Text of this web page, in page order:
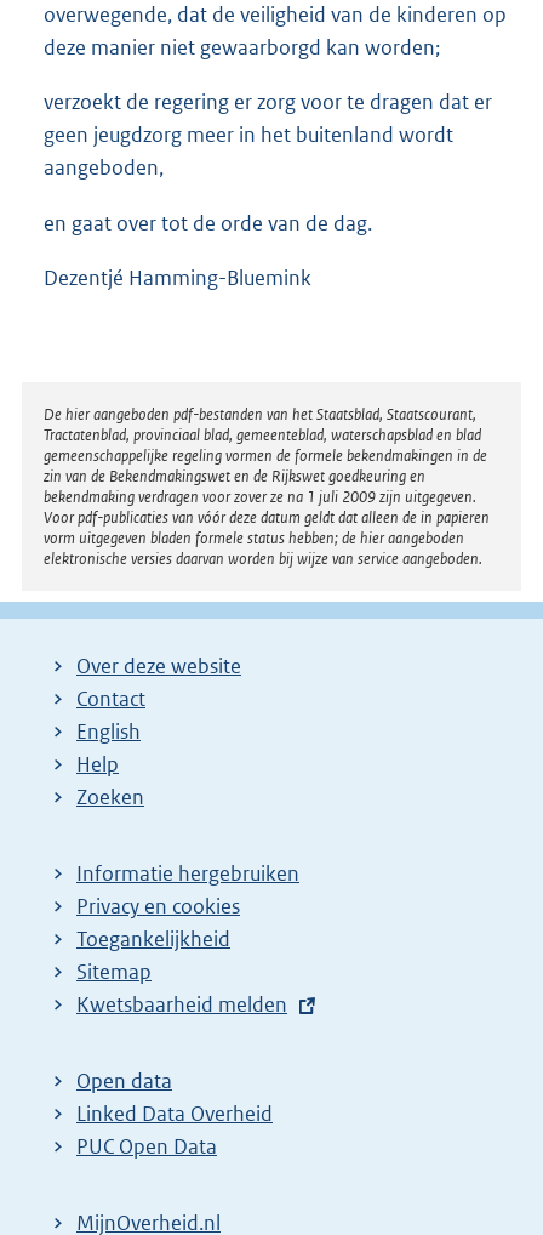
overwegende, dat de veiligheid van de kinderen op
deze manier niet gewaarborgd kan worden;
verzoekt de regering er zorg voor te dragen dat er
geen jeugdzorg meer in het buitenland wordt
aangeboden,
en gaat over tot de orde van de dag.
Dezentjé Hamming-Bluemink
Disclaimer
De hier aangeboden pdf-bestanden van het Staatsblad, Staatscourant,
Tractatenblad, provinciaal blad, gemeenteblad, waterschapsblad en blad
gemeenschappelijke regeling vormen de formele bekendmakingen in de
zin van de Bekendmakingswet en de Rijkswet goedkeuring en
bekendmaking verdragen voor zover ze na 1 juli 2009 zijn uitgegeven.
Voor pdf-publicaties van vóór deze datum geldt dat alleen de in papieren
vorm uitgegeven bladen formele status hebben; de hier aangeboden
elektronische versies daarvan worden bij wijze van service aangeboden.
Over deze website
Contact
English
Help
Zoeken
Informatie hergebruiken
Privacy en cookies
Toegankelijkheid
Sitemap
E
t
e
r
Kwetsbaarheid melden
Open data
Linked Data Overheid
PUC Open Data
MijnOverheid.nl